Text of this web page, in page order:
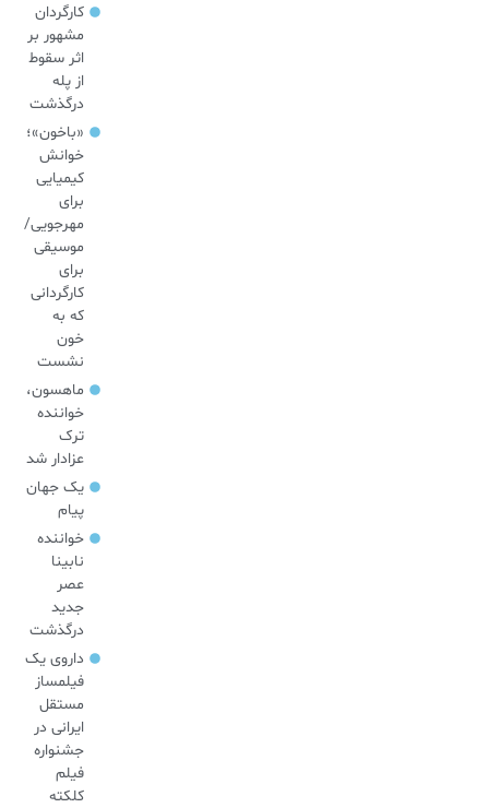
کارگردان
مشهور بر
اثر سقوط
از پله
درگذشت
«باخون»‌؛
خوانش
کیمیایی
برای
مهرجویی/
موسیقی
برای
کارگردانی
که به
خون
نشست
ماهسون،
خواننده
ترک
عزادار شد
یک جهان
پیام
خواننده
نابینا
عصر
جدید
درگذشت
داروی یک
فیلمساز
مستقل
ایرانی در
جشنواره
فیلم
کلکته